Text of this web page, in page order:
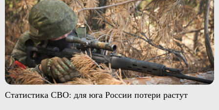
Статистика СВО: для юга России потери растут